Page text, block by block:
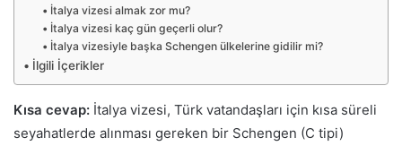
İtalya vizesi almak zor mu?
İtalya vizesi kaç gün geçerli olur?
İtalya vizesiyle başka Schengen ülkelerine gidilir mi?
İlgili İçerikler
Kısa cevap: İtalya vizesi, Türk vatandaşları için kısa süreli
seyahatlerde alınması gereken bir Schengen (C tipi)